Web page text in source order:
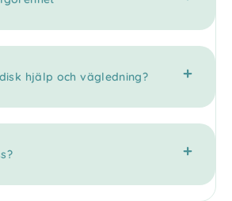
hjälp och vägledning?